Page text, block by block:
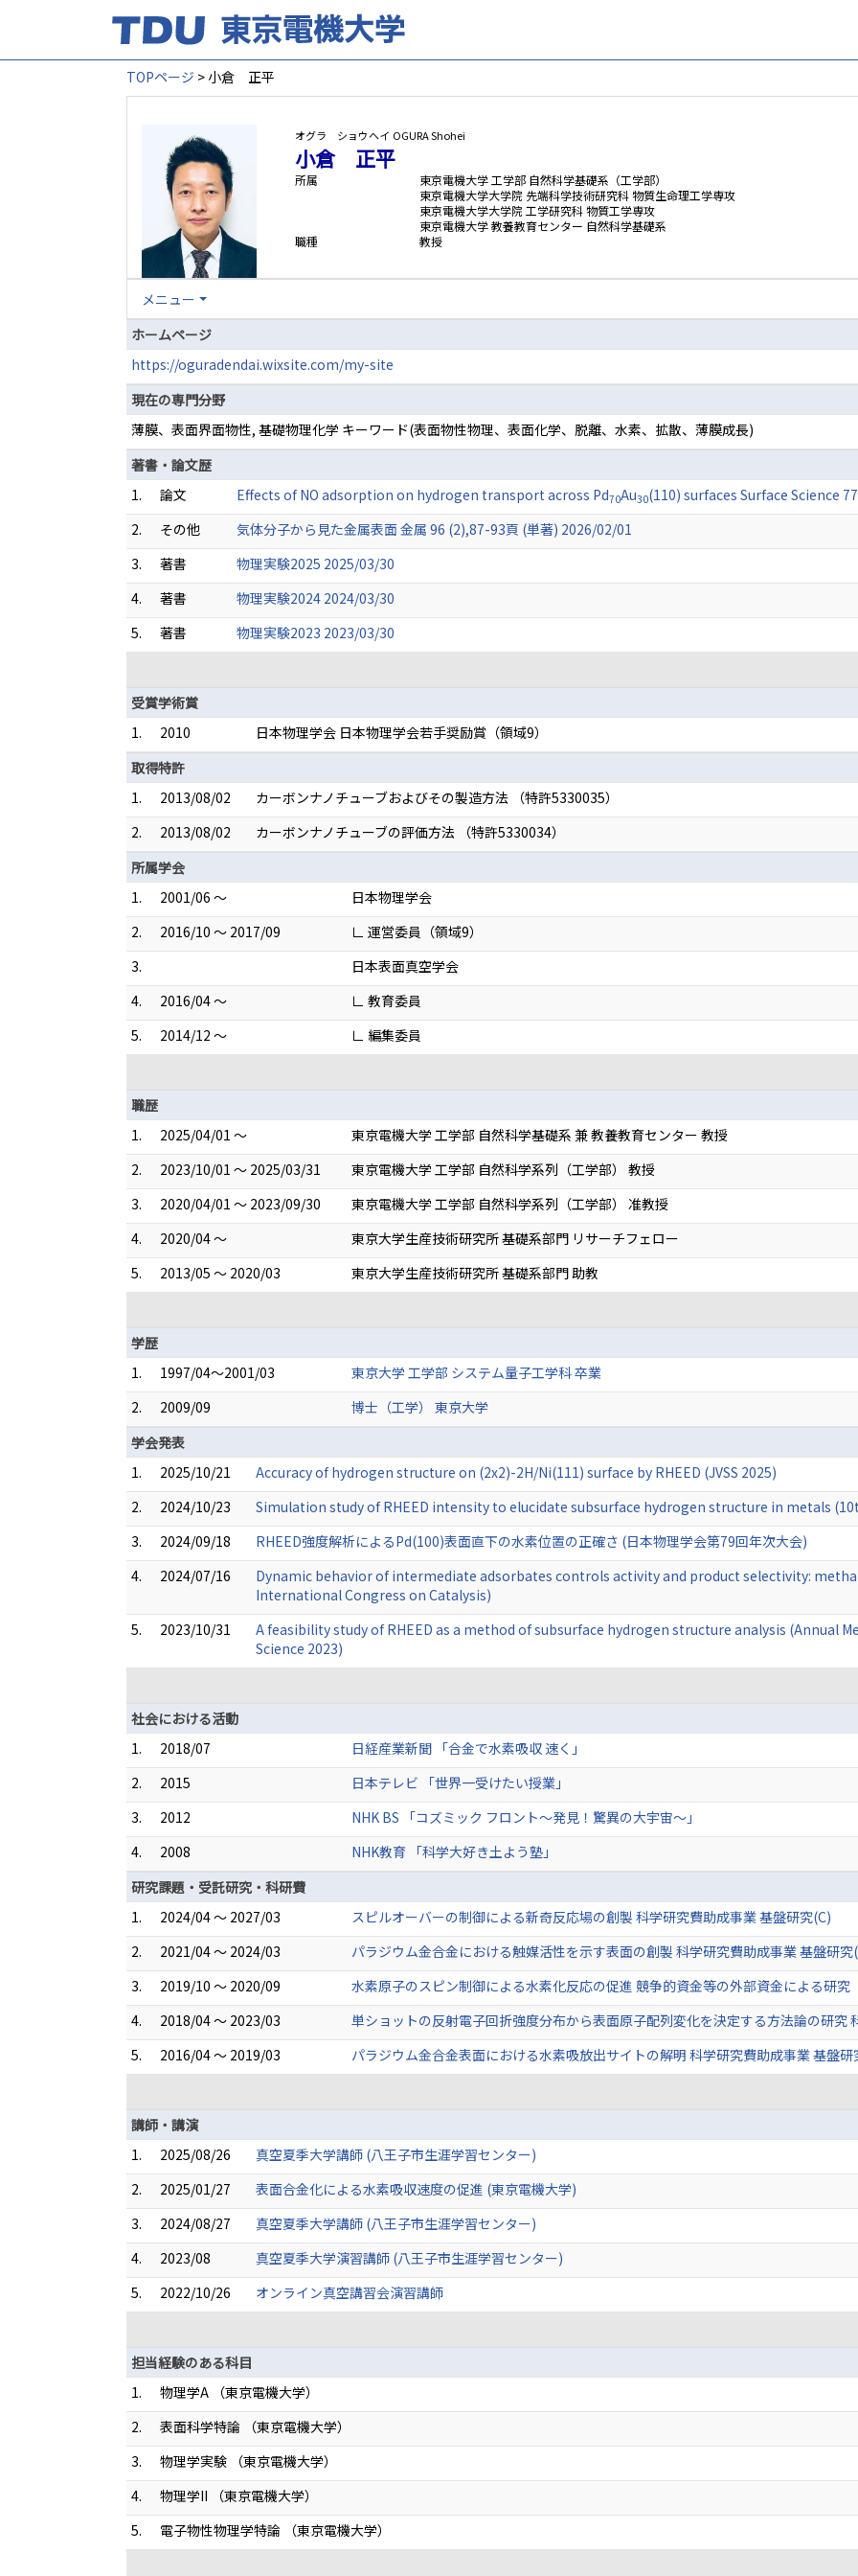
TOPページ > 小倉 正平
オグラ ショウヘイ OGURA Shohei
小倉 正平
所属
東京電機大学 工学部 自然科学基礎系（工学部）
東京電機大学大学院 先端科学技術研究科 物質生命理工学専攻
東京電機大学大学院 工学研究科 物質工学専攻
東京電機大学 教養教育センター 自然科学基礎系
職種
教授
メニュー
ホームページ
https://oguradendai.wixsite.com/my-site
現在の専門分野
薄膜、表面界面物性, 基礎物理化学 キーワード(表面物性物理、表面化学、脱離、水素、拡散、薄膜成長)
著書・論文歴
1.
論文 Effects of NO adsorption on hydrogen transport across Pd70Au30(110) surfaces Surface Science
2.
その他
気体分子から見た金属表面 金属 96 (2),87-93頁 (単著) 2026/02/01
3.
著書
物理実験2025 2025/03/30
4.
著書
物理実験2024 2024/03/30
5.
著書
物理実験2023 2023/03/30
受賞学術賞
1.
2010
日本物理学会 日本物理学会若手奨励賞（領域9）
取得特許
1.
2013/08/02
カーボンナノチューブおよびその製造方法 （特許5330035）
2.
2013/08/02
カーボンナノチューブの評価方法 （特許5330034）
所属学会
1.
2001/06 ～
日本物理学会
2.
2016/10 ～ 2017/09
∟ 運営委員（領域9）
3.
日本表面真空学会
4.
2016/04 ～
∟ 教育委員
5.
2014/12 ～
∟ 編集委員
職歴
1.
2025/04/01 ～
東京電機大学 工学部 自然科学基礎系 兼 教養教育センター 教授
2.
2023/10/01 ～ 2025/03/31
東京電機大学 工学部 自然科学系列（工学部） 教授
3.
2020/04/01 ～ 2023/09/30
東京電機大学 工学部 自然科学系列（工学部） 准教授
4.
2020/04 ～
東京大学生産技術研究所 基礎系部門 リサーチフェロー
5.
2013/05 ～ 2020/03
東京大学生産技術研究所 基礎系部門 助教
学歴
1.
1997/04～2001/03
東京大学 工学部 システム量子工学科 卒業
2.
2009/09
博士（工学） 東京大学
学会発表
1.
2025/10/21
Accuracy of hydrogen structure on (2x2)-2H/Ni(111) surface by RHEED (JVSS 2025)
2.
2024/10/23
Simulation study of RHEED intensity to elucidate subsurface hydrogen structure in metals
3.
2024/09/18
RHEED強度解析によるPd(100)表面直下の水素位置の正確さ (日本物理学会第79回年次大会)
4.
2024/07/16 Dynamic behavior of intermediate adsorbates controls activity and product selectivity:
International Congress on Catalysis)
5.
2023/10/31
A feasibility study of RHEED as a method of subsurface hydrogen structure analysis (Annual
Science 2023)
社会における活動
1.
2018/07
日経産業新聞 「合金で水素吸収 速く」
2.
2015
日本テレビ 「世界一受けたい授業」
3.
2012
NHK BS 「コズミック フロント～発見！驚異の大宇宙～」
4.
2008
NHK教育 「科学大好き土よう塾」
研究課題・受託研究・科研費
1.
2024/04 ～ 2027/03
スピルオーバーの制御による新奇反応場の創製 科学研究費助成事業 基盤研究(C)
2.
2021/04 ～ 2024/03
パラジウム金合金における触媒活性を示す表面の創製 科学研究費助成事業 基盤研究
3.
2019/10 ～ 2020/09
水素原子のスピン制御による水素化反応の促進 競争的資金等の外部資金による研究
4.
2018/04 ～ 2023/03
単ショットの反射電子回折強度分布から表面原子配列変化を決定する方法論の研究
5.
2016/04 ～ 2019/03
パラジウム金合金表面における水素吸放出サイトの解明 科学研究費助成事業 基盤研
講師・講演
1.
2025/08/26
真空夏季大学講師 (八王子市生涯学習センター)
2.
2025/01/27
表面合金化による水素吸収速度の促進 (東京電機大学)
3.
2024/08/27
真空夏季大学講師 (八王子市生涯学習センター)
4.
2023/08
真空夏季大学演習講師 (八王子市生涯学習センター)
5.
2022/10/26
オンライン真空講習会演習講師
担当経験のある科目
1.
物理学A （東京電機大学）
2.
表面科学特論 （東京電機大学）
3.
物理学実験 （東京電機大学）
4.
物理学II （東京電機大学）
5.
電子物性物理学特論 （東京電機大学）